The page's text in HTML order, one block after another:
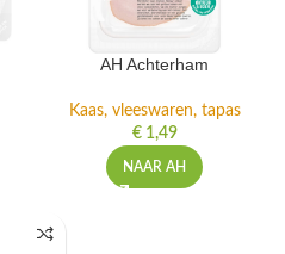
AH Achterham
Kaas, vleeswaren, tapas
€1,49
NAAR AH